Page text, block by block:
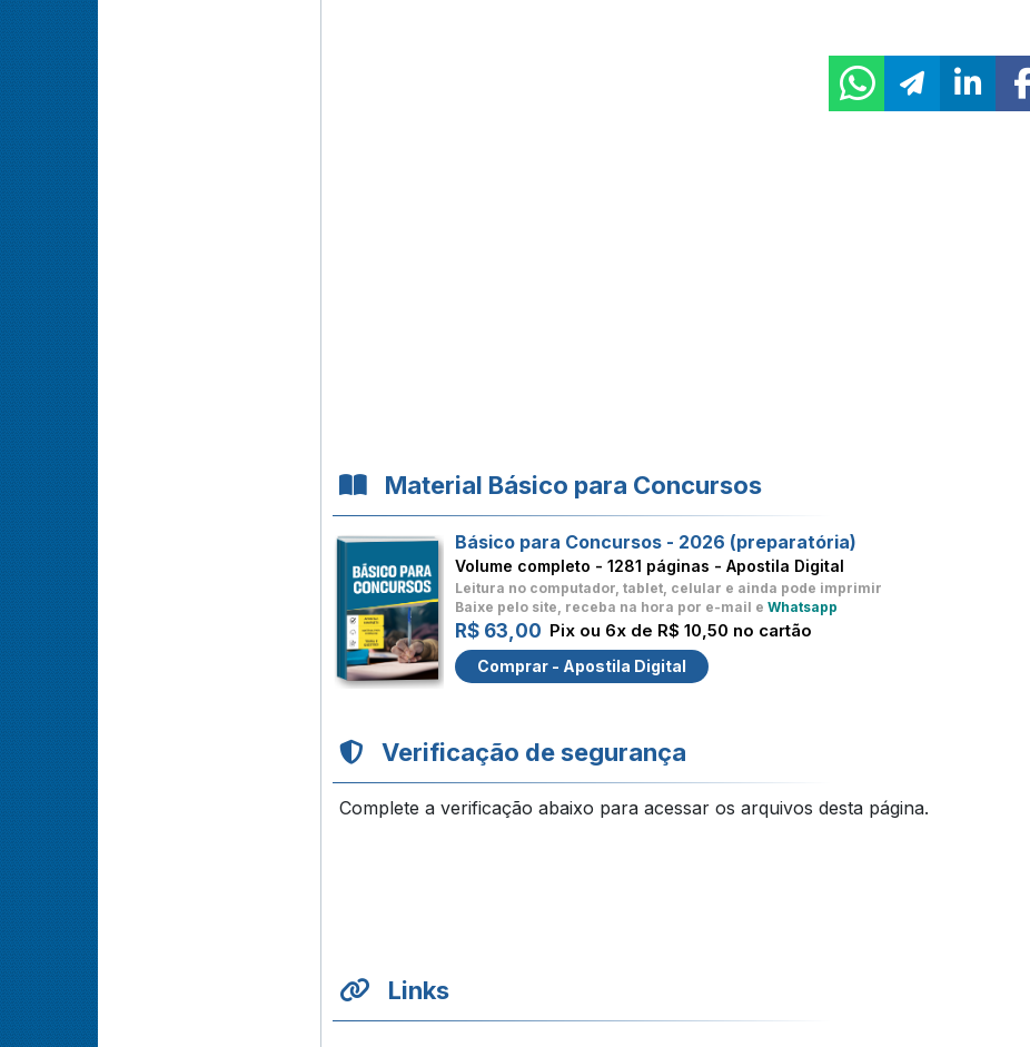
Material Básico para Concursos
Básico para Concursos - 2026 (preparatória)
Volume completo - 1281 páginas - Apostila Digital
Leitura no computador, tablet, celular e ainda pode imprimir
Baixe pelo site, receba na hora por e-mail e Whatsapp
R$ 63,00 Pix ou 6x de R$ 10,50 no cartão
Comprar - Apostila Digital
Verificação de segurança
Complete a verificação abaixo para acessar os arquivos desta página.
Links